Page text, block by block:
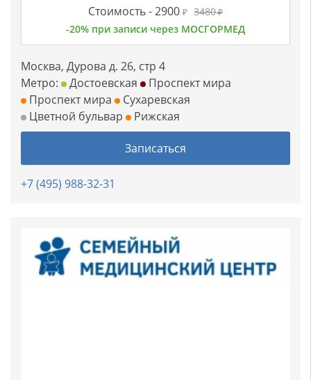
Стоимость -2900 ₽ 3480₽
-20% при записи через МОСГОРМЕД
Москва, Дурова д. 26, стр 4
Метро:
Достоевская
Проспект мира
Проспект мира
Сухаревская
Цветной бульвар
Рижская
Записаться
+7 (495) 988-32-31